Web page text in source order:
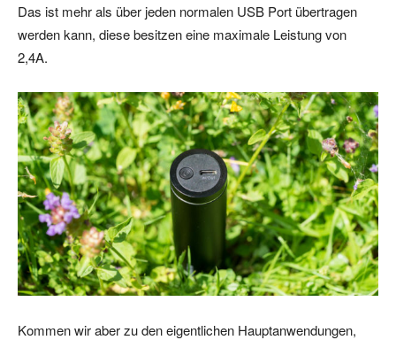
Das ist mehr als über jeden normalen USB Port übertragen
werden kann, diese besitzen eine maximale Leistung von
2,4A.
Kommen wir aber zu den eigentlichen Hauptanwendungen,